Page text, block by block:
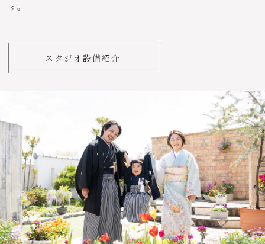
す。
スタジオ設備紹介